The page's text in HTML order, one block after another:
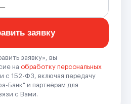
заявку
заявку», вы
наобработку персональных
с 152-ФЗ, включая передачу
Банк" и партнёрам для
с Вами.